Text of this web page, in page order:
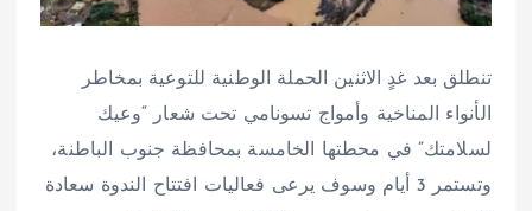
تنطلق بعد غدٍ الاثنين الحملة الوطنية للتوعية بمخاطر
الأنواء المناخية وأمواج تسونامي تحت شعار “وعيك
لسلامتك” في محطتها الخامسة بمحافظة جنوب الباطنة،
وتستمر 3 أيام وسوف يرعى فعاليات افتتاح الندوة سعادة